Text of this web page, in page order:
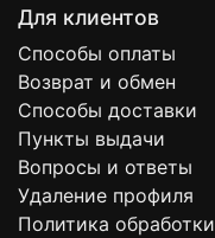
Для клиентов
Способы оплаты
Возврат и обмен
Способы доставки
Пункты выдачи
Вопросы и ответы
Удаление профиля
Политика обработки